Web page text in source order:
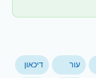
עור דיכאון